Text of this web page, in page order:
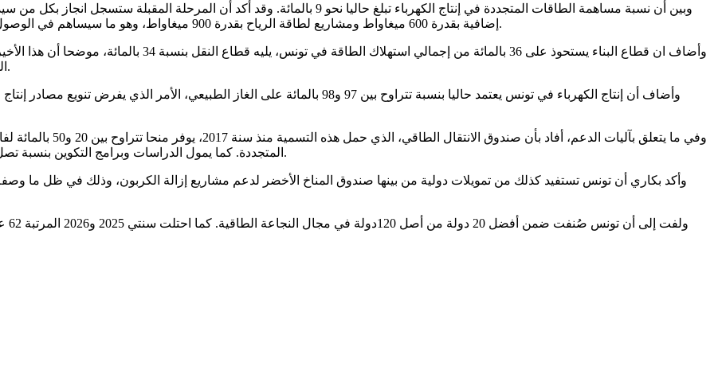
وبين أن نسبة مساهمة الطاقات المتجددة في إنتاج الكهرباء تبلغ حاليا نحو 9 بالمائة. وقد
إضافية بقدرة 600 ميغاواط ومشاريع لطاقة الرياح بقدرة 900 ميغاواط، وهو ما سيساهم في الوصول الى القدرة المركبة المستهدفة بنحو 4800 ميغاواط بحلول سنة 2035.
وأضاف ان قطاع البناء يستحوذ على 36 بالمائة من إجمالي
الوطنية على كهربة وسائل النقل وتشجيع استعمال السيارات الكهربائية.
وأضاف أن إنتاج الكهرباء في تونس يعتمد حاليا بنسبة تتراوح بين 97 و98 بالمائة على الغاز
وفي ما يتعلق بآليات
المتجددة. كما يمول الدراسات وبرامج التكوين بنسبة تصل إلى 70 بالمائة، إلى جانب المساهمة في توفير آليات تمويل للمشاريع.
وأكد بكاري أن تونس تستفيد كذلك من تمويلات دولية من بينها صندوق المناخ الأخضر لدعم مشاريع إزالة الكربون، وذلك في ظل ما وصفه